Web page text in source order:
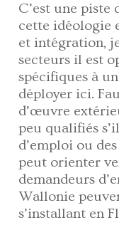
C’est une piste
cette idéologie
et intégration,
secteurs il est
spécifiques à
déployer ici.
d’œuvre
peu qualifiés
d’emploi ou
peut orienter
demandeurs
Wallonie
s’installant en